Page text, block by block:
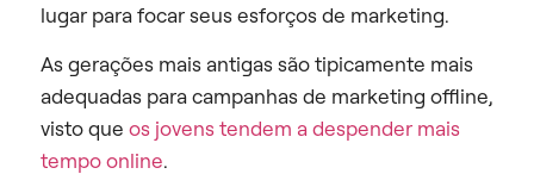
lugar para focar seus esforços de marketing.
As gerações mais antigas são tipicamente mais
adequadas para campanhas de marketing offline,
visto que os jovens tendem a despender mais
tempo online.